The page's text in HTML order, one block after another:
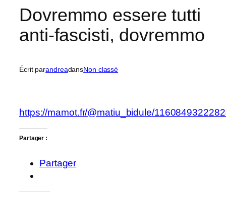
Dovremmo essere tutti
anti-fascisti, dovremmo
Écrit parandreadansNon classé
https://mamot.fr/@matiu_bidule/
Partager :
Partager